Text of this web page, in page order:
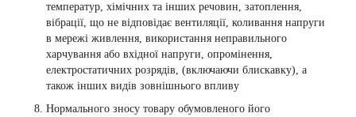
температур, хімічних та інших речовин, затоплення,
вібрації, що не відповідає вентиляції, коливання напруги
в мережі живлення, використання неправильного
харчування або вхідної напруги, опромінення,
електростатичних розрядів, (включаючи блискавку), а
також інших видів зовнішнього впливу
Нормального зносу товару обумовленого його